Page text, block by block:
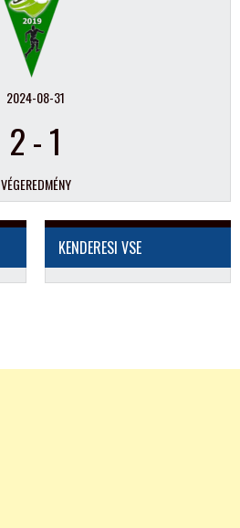
2024-08-31
2-1
VÉGEREDMÉNY
KENDERESI VSE